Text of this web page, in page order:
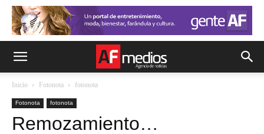
Inicio Fotonota fotonota
Fotonota fotonota
Remozamiento…